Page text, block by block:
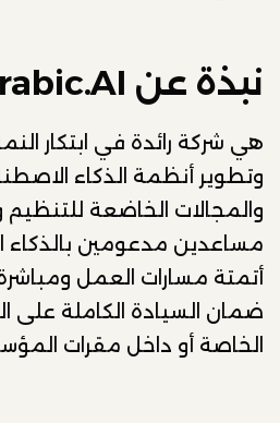
نبذة عن Arabic.AI
هي شركة رائدة في ابتكار
وتطوير أنظمة الذكاء
مساعدين مدعومين بالذكاء
أتمتة مسارات العمل ومباشرة
ضمان السيادة الكاملة على
الخاصة أو داخل مقرات